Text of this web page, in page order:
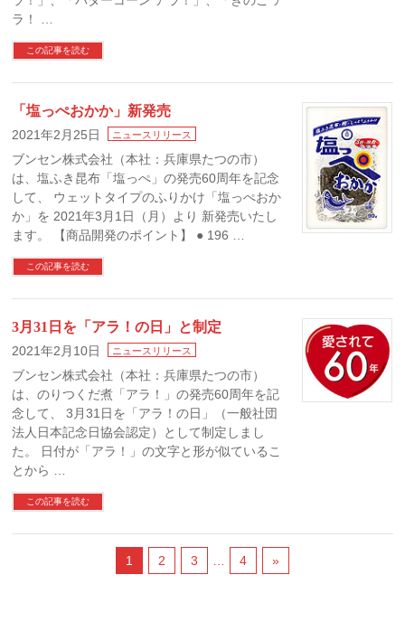
ラ！ …
この記事を読む
「塩っぺおかか」新発売
2021年2月25日 ニュースリリース
ブンセン株式会社（本社：兵庫県たつの市）
は、塩ふき昆布「塩っぺ」の発売60周年を記念
して、 ウェットタイプのふりかけ「塩っぺおか
か」を 2021年3月1日（月）より 新発売いたし
ます。 【商品開発のポイント】 ● 196 …
この記事を読む
3月31日を「アラ！の日」と制定
2021年2月10日 ニュースリリース
ブンセン株式会社（本社：兵庫県たつの市）
は、のりつくだ煮「アラ！」の発売60周年を記
念して、 3月31日を「アラ！の日」（一般社団
法人日本記念日協会認定）として制定しまし
た。 日付が「アラ！」の文字と形が似ているこ
とから …
この記事を読む
1 2 3 4 »